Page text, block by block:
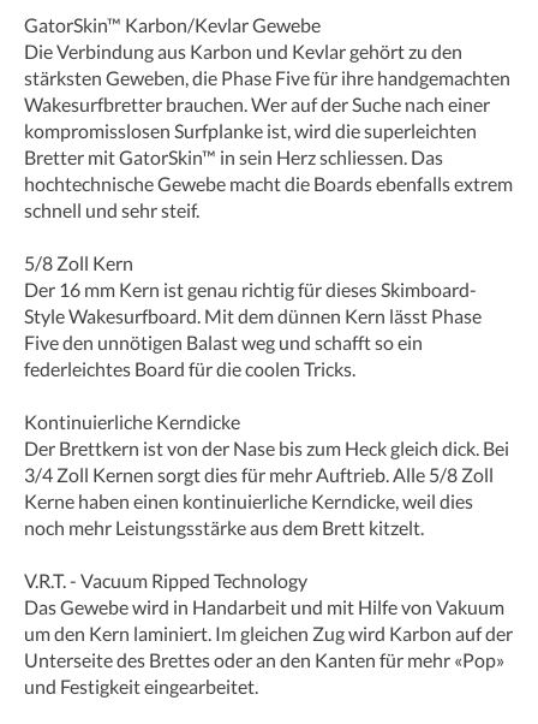
GatorSkin™ Karbon/Kevlar Gewebe
Die Verbindung aus Karbon und Kevlar gehört zu den
stärksten Geweben, die Phase Five für ihre handgemachten
Wakesurfbretter brauchen. Wer auf der Suche nach einer
kompromisslosen Surfplanke ist, wird die superleichten
Bretter mit GatorSkin™ in sein Herz schliessen. Das
hochtechnische Gewebe macht die Boards ebenfalls extrem
schnell und sehr steif.
5/8 Zoll Kern
Der 16 mm Kern ist genau richtig für dieses Skimboard-
Style Wakesurfboard. Mit dem dünnen Kern lässt Phase
Five den unnötigen Balast weg und schafft so ein
federleichtes Board für die coolen Tricks.
Kontinuierliche Kerndicke
Der Brettkern ist von der Nase bis zum Heck gleich dick. Bei
3/4 Zoll Kernen sorgt dies für mehr Auftrieb. Alle 5/8 Zoll
Kerne haben einen kontinuierliche Kerndicke, weil dies
noch mehr Leistungsstärke aus dem Brett kitzelt.
V.R.T. - Vacuum Ripped Technology
Das Gewebe wird in Handarbeit und mit Hilfe von Vakuum
um den Kern laminiert. Im gleichen Zug wird Karbon auf der
Unterseite des Brettes oder an den Kanten für mehr «Pop»
und Festigkeit eingearbeitet.